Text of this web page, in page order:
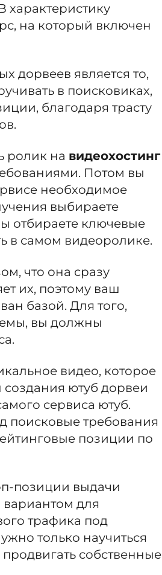
характеристику
на который включен
дорвеев является то,
в поисковиках,
благодаря трасту
ролик на видеохостинг
Потом вы
необходимое
выбираете
отбираете ключевые
в самом видеоролике.
что она сразу
их, поэтому ваш
базой. Для того,
вы должны
видео, которое
ютуб дорвеи
сервиса ютуб.
поисковые требования
позиции по
позиции выдачи
вариантом для
трафика под
только научиться
собственные